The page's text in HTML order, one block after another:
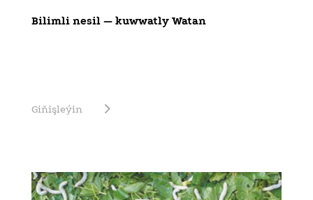
Bilimli nesil — kuwwatly Watan
Giňişleýin